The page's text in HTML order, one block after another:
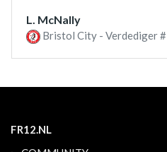
L. McNally
Bristol City - Verdediger #
FR12.NL